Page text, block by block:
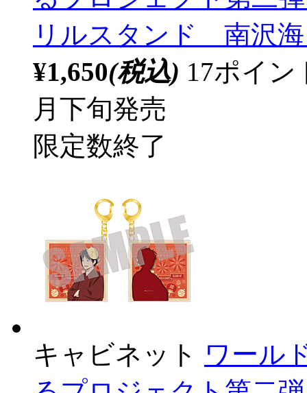
リルスタンド 南沢
¥1,650(税込) 17ポイ
月下旬発売
限定数終了
キャビネット ワール